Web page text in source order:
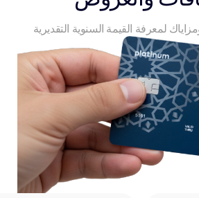
لمعرفة القيمة السنوية التقديرية